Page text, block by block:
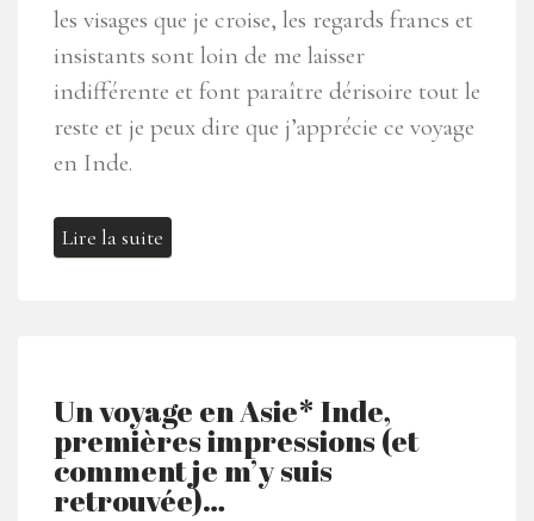
les visages que je croise, les regards francs et
insistants sont loin de me laisser
indifférente et font paraître dérisoire tout le
reste et je peux dire que j’apprécie ce voyage
en Inde.
Lire la suite
Un voyage en Asie* Inde,
premières impressions (et
comment je m’y suis
retrouvée)…